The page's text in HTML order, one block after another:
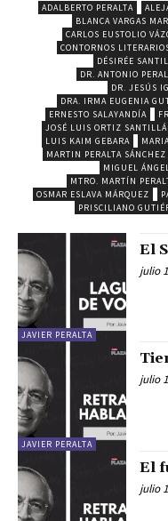
ADALBERTO PERALTA
BLANCA VARGAS
CARLOS EUSTOLIO
CONTORNOS
DÉSIRÉE
DR. ANTONIO
DR. JESÚS
DRA. IRMA EUGENIA
ERNESTO SALAYANDÍA
JOSÉ LUIS ORTIZ
LUIS KAIM GEBARA
MARTIN PERALTA SÁNCHEZ
MIGUEL
MTRO. MARTÍN
OSMAR ESLAVA MÁRQUEZ
PRISCILIANO
JAVIER PERALTA
El
julio
JAVIER PERALTA
julio
El
julio